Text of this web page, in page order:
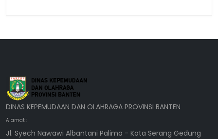
DINAS KEPEMUDAAN DAN OLAHRAGA PROVINSI BANTEN
Alamat :
Jl. Syech Nawawi Albantani Palima - Kota Serang Gedung